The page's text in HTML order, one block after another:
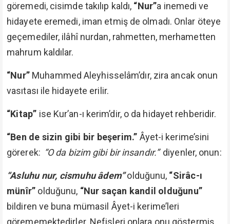
göremedi, cisimde takılıp kaldı, “Nur”a inemedi ve
hidayete eremedi, iman etmiş de olmadı. Onlar öteye
geçemediler, ilâhî nurdan, rahmetten, merhametten
mahrum kaldılar.
“Nur” Muhammed Aleyhisselâm’dır, zira ancak onun
vasıtası ile hidayete erilir.
“Kitap” ise Kur’an-ı kerim’dir, o da hidayet rehberidir.
“Ben de sizin gibi bir beşerim.” Âyet-i kerime’sini
görerek: “O da bizim gibi bir insandır.” diyenler, onun:
“Asluhu nur, cismuhu âdem”olduğunu, “Sirâc-ı
münîr” olduğunu, “Nur saçan kandil olduğunu”
bildiren ve buna mümasil Âyet-i kerime’leri
görememektedirler. Nefisleri onlara onu göstermiş,